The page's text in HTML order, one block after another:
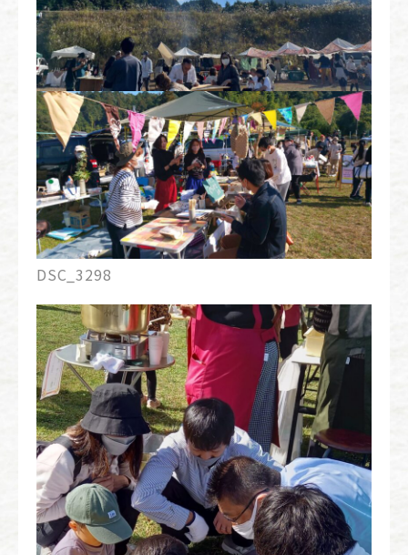
DSC_3298